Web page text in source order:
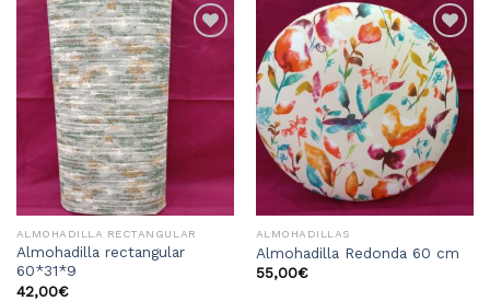
de
ALMOHADILLA RECTANGULAR
Almohadilla rectangular
60*31*9
42,00€
Añadir
a la
lista
de
deseos
ALMOHADILLAS
Almohadilla Redonda 60 cm
55,00€